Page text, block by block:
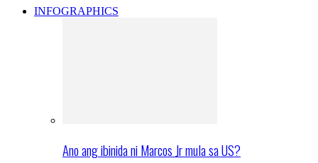
INFOGRAPHICS
Ano ang ibinida ni Marcos Jr mula sa US?